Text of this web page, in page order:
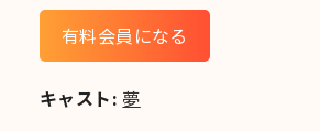
有料会員になる
キャスト: 夢